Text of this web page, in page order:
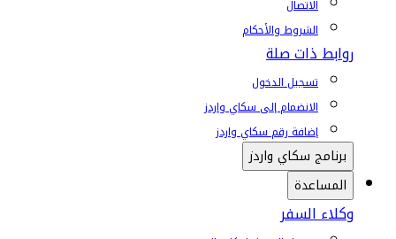
الاتصال
الشروط والأحكام
روابط ذات صلة
تسجيل الدخول
الانضمام إلى سكاي واردز
إضافة رقم سكاي واردز
برنامج سكاي واردز
المساعدة
وكلاء السفر